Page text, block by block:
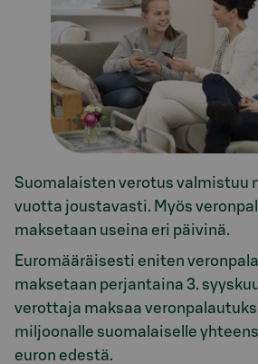
Suomalaisten verotus valmistuu
vuotta joustavasti. Myös
maksetaan useina eri päivinä.
Euromääräisesti eniten
maksetaan perjantaina 3.
verottaja maksaa
miljoonalle suomalaiselle
euron edestä.